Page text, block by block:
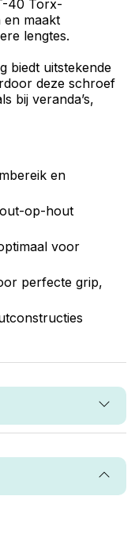
40 Torx-
en maakt
lengtes.
biedt uitstekende
deze schroef
bij veranda’s,
en
op-hout
voor
perfecte grip,